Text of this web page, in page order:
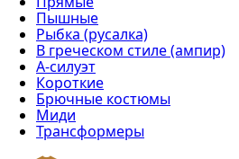
Пышные
Рыбка (русалка)
В греческом стиле (ампир)
А-силуэт
Короткие
Брючные костюмы
Миди
Трансформеры